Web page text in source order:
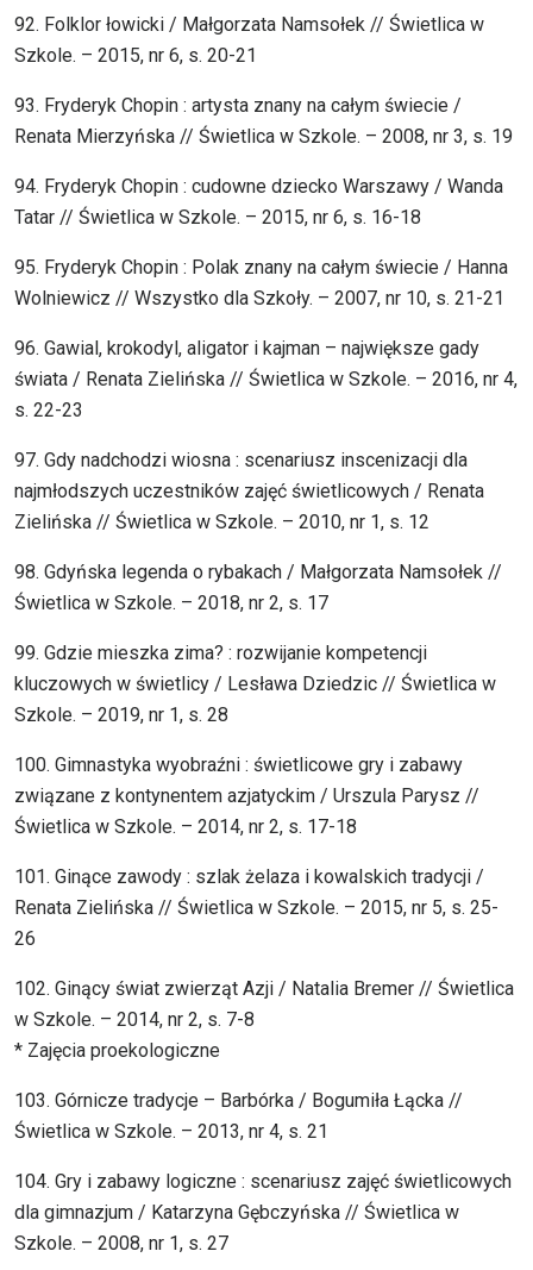
92. Folklor łowicki / Małgorzata Namsołek // Świetlica w
Szkole. – 2015, nr 6, s. 20-21
93. Fryderyk Chopin : artysta znany na całym świecie /
Renata Mierzyńska // Świetlica w Szkole. – 2008, nr 3, s. 19
94. Fryderyk Chopin : cudowne dziecko Warszawy / Wanda
Tatar // Świetlica w Szkole. – 2015, nr 6, s. 16-18
95. Fryderyk Chopin : Polak znany na całym świecie / Hanna
Wolniewicz // Wszystko dla Szkoły. – 2007, nr 10, s. 21-21
96. Gawial, krokodyl, aligator i kajman – największe gady
świata / Renata Zielińska // Świetlica w Szkole. – 2016, nr 4,
s. 22-23
97. Gdy nadchodzi wiosna : scenariusz inscenizacji dla
najmłodszych uczestników zajęć świetlicowych / Renata
Zielińska // Świetlica w Szkole. – 2010, nr 1, s. 12
98. Gdyńska legenda o rybakach / Małgorzata Namsołek //
Świetlica w Szkole. – 2018, nr 2, s. 17
99. Gdzie mieszka zima? : rozwijanie kompetencji
kluczowych w świetlicy / Lesława Dziedzic // Świetlica w
Szkole. – 2019, nr 1, s. 28
100. Gimnastyka wyobraźni : świetlicowe gry i zabawy
związane z kontynentem azjatyckim / Urszula Parysz //
Świetlica w Szkole. – 2014, nr 2, s. 17-18
101. Ginące zawody : szlak żelaza i kowalskich tradycji /
Renata Zielińska // Świetlica w Szkole. – 2015, nr 5, s. 25-
26
102. Ginący świat zwierząt Azji / Natalia Bremer // Świetlica
w Szkole. – 2014, nr 2, s. 7-8
* Zajęcia proekologiczne
103. Górnicze tradycje – Barbórka / Bogumiła Łącka //
Świetlica w Szkole. – 2013, nr 4, s. 21
104. Gry i zabawy logiczne : scenariusz zajęć świetlicowych
dla gimnazjum / Katarzyna Gębczyńska // Świetlica w
Szkole. – 2008, nr 1, s. 27